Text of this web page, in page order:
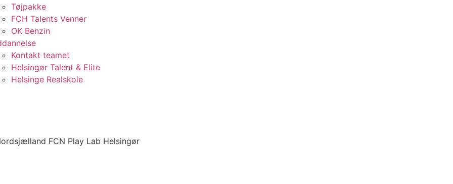
Tøjpakke
FCH Talents Venner
OK Benzin
Kontakt teamet
Helsingør Talent & Elite
Helsinge Realskole
FCN Play Lab Helsingør